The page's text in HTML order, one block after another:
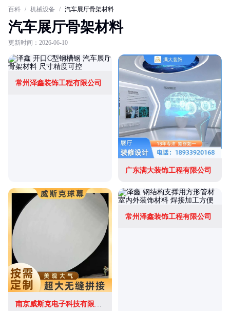
百科 / 机械设备 / 汽车展厅骨架材料
汽车展厅骨架材料
更新时间：2026-06-10
常州泽鑫装饰工程有限公司
广东满大装饰工程有限公司
南京威斯克电子科技有限公司
常州泽鑫装饰工程有限公司